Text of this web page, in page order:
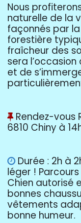
Nous
naturelle de la
façonnés par
forestière
fraîcheur des
sera
et de
Rendez-vous
6810 Chiny à
Durée : 2h à
léger !
Chien autorisé
bonnes
vêtements
bonne humeur.